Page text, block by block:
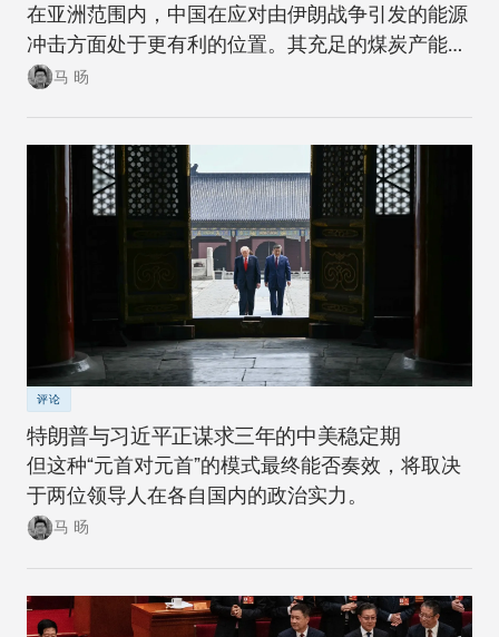
在亚洲范围内，中国在应对由伊朗战争引发的能源
冲击方面处于更有利的位置。其充足的煤炭产能可
以在短期内确保稳定。同时，随着该国逐步推进摆
马 旸
评论
特朗普与习近平正谋求三年的中美稳定期
但这种“元首对元首”的模式最终能否奏效，将取决
于两位领导人在各自国内的政治实力。
马 旸